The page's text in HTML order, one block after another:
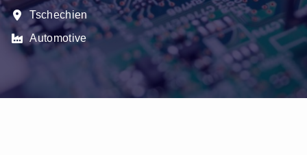
Tschechien
Automotive